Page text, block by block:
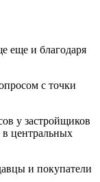
еще и благодаря
с точки
у застройщиков
в центральных
и покупатели